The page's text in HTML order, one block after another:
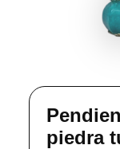
piedra